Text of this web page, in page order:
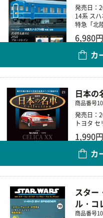
発売日：
14系 ス
特急「北
6,980円
カ
日本の
商品番号
発売日：
トヨタ
1,990円
カ
スター
ル・コ
商品番号